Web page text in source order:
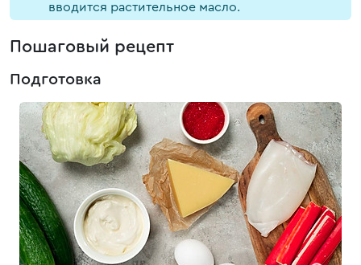
вводится растительное масло.
Пошаговый рецепт
Подготовка